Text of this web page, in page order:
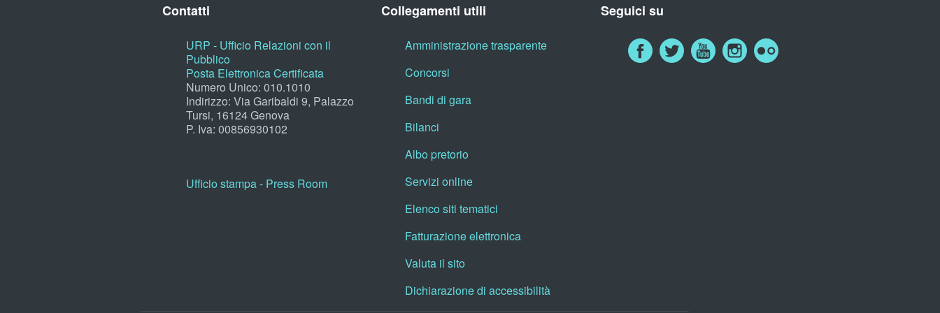
Contatti
URP - Ufficio Relazioni con il
Pubblico
Posta Elettronica Certificata
Numero Unico: 010.1010
Indirizzo: Via Garibaldi 9, Palazzo
Tursi, 16124 Genova
P. Iva: 00856930102
Ufficio stampa - Press Room
Collegamenti utili
Amministrazione trasparente
Concorsi
Bandi di gara
Bilanci
Albo pretorio
Servizi online
Elenco siti tematici
Fatturazione elettronica
Valuta il sito
Dichiarazione di accessibilità
Seguici su